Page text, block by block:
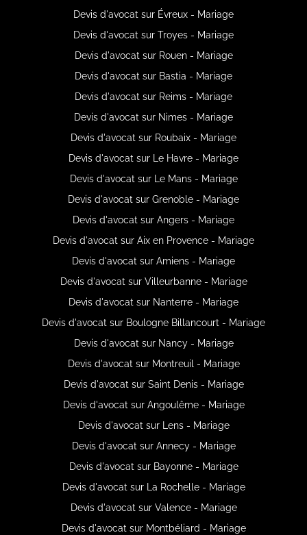
Devis d'avocat sur Évreux - Mariage
Devis d'avocat sur Troyes - Mariage
Devis d'avocat sur Rouen - Mariage
Devis d'avocat sur Bastia - Mariage
Devis d'avocat sur Reims - Mariage
Devis d'avocat sur Nimes - Mariage
Devis d'avocat sur Roubaix - Mariage
Devis d'avocat sur Le Havre - Mariage
Devis d'avocat sur Le Mans - Mariage
Devis d'avocat sur Grenoble - Mariage
Devis d'avocat sur Angers - Mariage
Devis d'avocat sur Aix en Provence - Mariage
Devis d'avocat sur Amiens - Mariage
Devis d'avocat sur Villeurbanne - Mariage
Devis d'avocat sur Nanterre - Mariage
Devis d'avocat sur Boulogne Billancourt - Mariage
Devis d'avocat sur Nancy - Mariage
Devis d'avocat sur Montreuil - Mariage
Devis d'avocat sur Saint Denis - Mariage
Devis d'avocat sur Angoulême - Mariage
Devis d'avocat sur Lens - Mariage
Devis d'avocat sur Annecy - Mariage
Devis d'avocat sur Bayonne - Mariage
Devis d'avocat sur La Rochelle - Mariage
Devis d'avocat sur Valence - Mariage
Devis d'avocat sur Montbéliard - Mariage